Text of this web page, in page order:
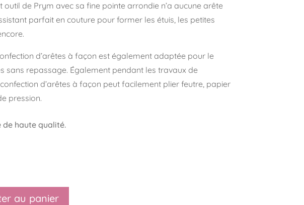
outil de Prym avec sa fine pointe arrondie n’a aucune arête
parfait en couture pour former les étuis, les petites
d’arêtes à façon est également adaptée pour le
sans repassage. Également pendant les travaux de
d’arêtes à façon peut facilement plier feutre, papier
pression.
de haute qualité.
au panier